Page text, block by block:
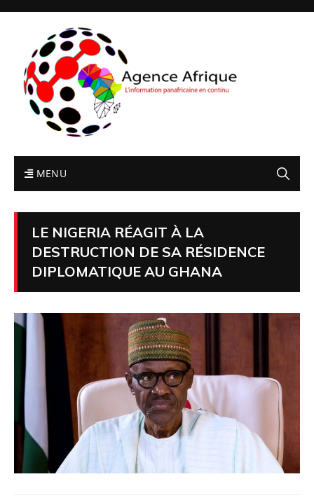
MENU
LE NIGERIA RÉAGIT À LA
DESTRUCTION DE SA RÉSIDENCE
DIPLOMATIQUE AU GHANA